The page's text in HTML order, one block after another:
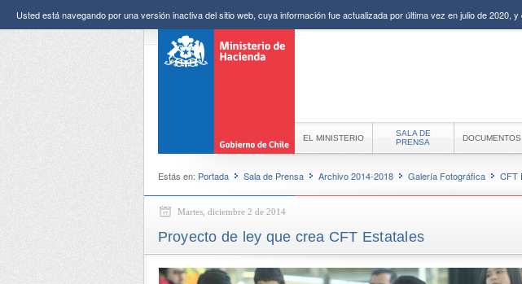
Usted está navegando por una versión inactiva del sitio web, cuya información fue actualizada por última vez en julio de 2020,
EL MINISTERIO
SALA DE
PRENSA
DOCUMENTOS
Estás en: Portada Sala de Prensa Archivo 2014-2018 Galería Fotográfica CFT
Martes, diciembre 2 de 2014
Proyecto de ley que crea CFT Estatales